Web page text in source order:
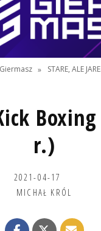
Giermasz » STARE, ALE
r.)
2021-04-17
MICHAŁ KRÓL